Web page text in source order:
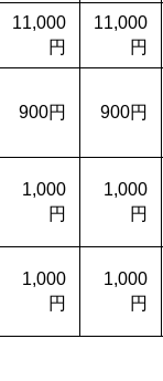
11,000
円
11,000
円
900円 900円
1,000
円
1,000
円
1,000
円
1,000
円